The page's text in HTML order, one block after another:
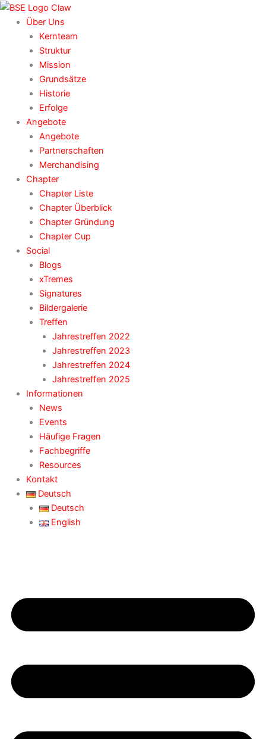
Zum
Inhalt
springen
Über Uns
Kernteam
Struktur
Mission
Grundsätze
Historie
Erfolge
Angebote
Angebote
Partnerschaften
Merchandising
Chapter
Chapter Liste
Chapter Überblick
Chapter Gründung
Chapter Cup
Social
Blogs
xTremes
Signatures
Bildergalerie
Treffen
Jahrestreffen 2022
Jahrestreffen 2023
Jahrestreffen 2024
Jahrestreffen 2025
Informationen
News
Events
Häufige Fragen
Fachbegriffe
Resources
Kontakt
Deutsch
Deutsch
English